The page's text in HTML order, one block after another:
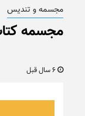
مجسمه و تندیس
مجسمه